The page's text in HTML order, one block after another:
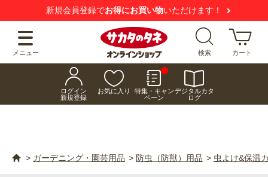
新規会員登録でお得にお買い物いただけます！
メニュー 検索 カート
ログイン
新規登録
お気に入り
特集・キャン
ペーン
デジタルカタ
ログ
> ガーデニング・園芸用品 > 防虫（防獣）用品 > 虫よけ&保温